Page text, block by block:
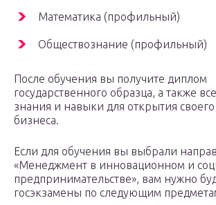
Математика (профильный)
Обществознание (профильный)
После обучения вы получите диплом
государственного образца, а также
знания и навыки для открытия
бизнеса.
Если для обучения вы выбрали
«Менеджмент в инновационном и
предпринимательстве», вам нужно
госэкзамены по следующим